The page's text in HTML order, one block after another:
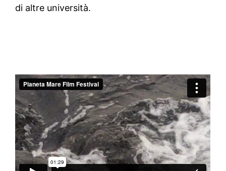
di altre università.